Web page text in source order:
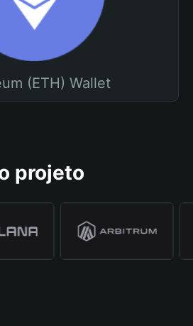
(ETH) Wallet
projeto